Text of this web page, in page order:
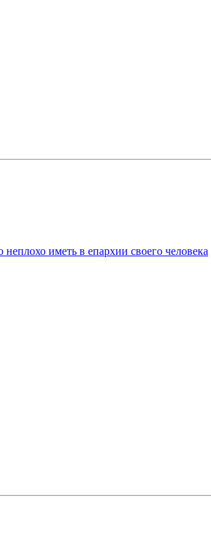
иметь в епархии своего человека